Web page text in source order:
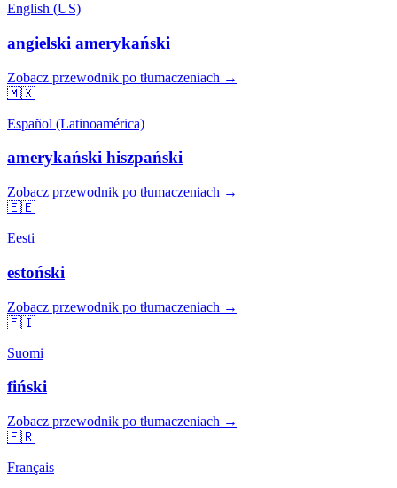
English (US)
angielski amerykański
Zobacz przewodnik po tłumaczeniach →
🇲🇽
Español (Latinoamérica)
amerykański hiszpański
Zobacz przewodnik po tłumaczeniach →
🇪🇪
Eesti
estoński
Zobacz przewodnik po tłumaczeniach →
🇫🇮
Suomi
fiński
Zobacz przewodnik po tłumaczeniach →
🇫🇷
Français